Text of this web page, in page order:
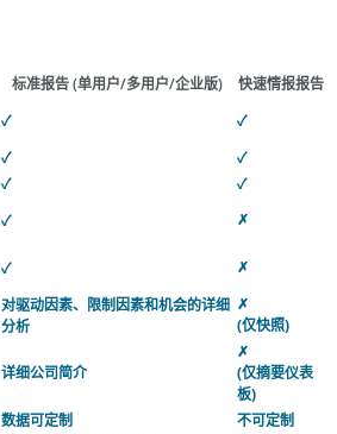
标准报告(单用户/多用户/企业版)
快速情报报告
✓
✓
✓
✓
✓
✓
✓
✗
✓ ✗
对驱动因素、限制因素和机会的详细
分析
✗
(仅快照)
详细公司简介
✗
(仅摘要仪表
板)
数据可定制
不可定制